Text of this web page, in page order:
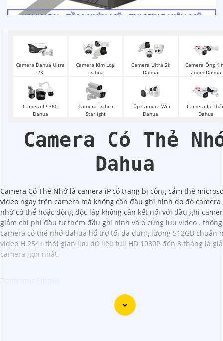
Camera Dahua Ultra
2K
Camera Kim Loại
Dahua
Camera Ultra 2k
Dahua
Camera Ống
Zoom Dahua
Camera IP 360
Dahua
Camera Dahua
Starlight
Lắp Camera Wifi
Dahua
Camera Ip
Dahua
Camera Có Thẻ
Dahua
Camera Có Thẻ Nhớ là camera iP có trang bị cổng cắm thẻ
video ngay trên camera mà không cần đầu ghi hình do đó camera
nhớ có thể hoặc động độc lập không cần kết nối với đầu ghi
giảm chi phí đầu tư thêm đầu ghi hình và ổ cứng lưu video .
camera có thẻ nhớ dahua hổ trợ tối đa dung lượng 512GB chuẩn
video H.254+ thời gian lưu dữ liệu full HD 1080P đến 3 tháng là
camera gọn nhất.
Dạ chắc chắn, đây là tư vấn của tôi về Camera Dahua